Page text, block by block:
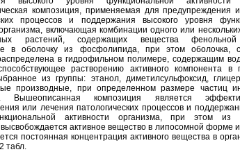
композиция, применяемая для предупреждения
процессов и поддержания высокого уровня
включающая комбинации одного или
растений, содержащих вещества
в оболочку из фосфолипида, при этом оболочка,
в гидрофильном полимере, содержащим
растворению активного компонента в
из группы: этанол, диметилсульфоксид,
производные, при определенном размере частиц
Вышеописанная композиция является
или лечения патологических процессов и
активности организма, при этом из
активное вещество в липосомной форме
постоянная концентрация активного вещества в
табл.